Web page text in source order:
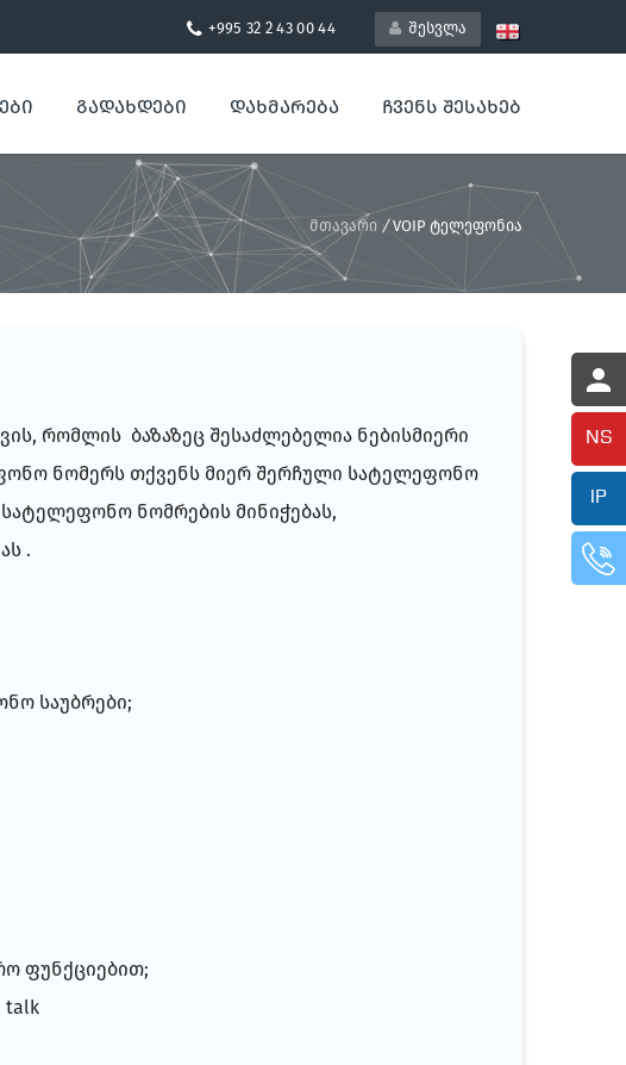
შესვლა
+995 32 2 43 00 44
ᲒᲐᲓᲐᲮᲓᲔᲑᲘ ᲓᲐᲮᲛᲐᲠᲔᲑᲐ ᲩᲕᲔᲜᲡ ᲨᲔᲡᲐᲮᲔᲑ
მთავარი / VOIP ტელეფონია
რომლის ბაზაზეც შესაძლებელია ნებისმიერი
ნომერს თქვენს მიერ შერჩული სატელეფონო
ნომრების მინიჭებას,
.
საუბრები;
ფუნქციებით;
talk
NS
IP